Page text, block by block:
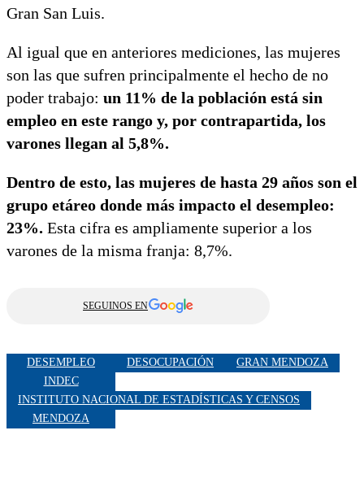
Gran San Luis.
Al igual que en anteriores mediciones, las mujeres
son las que sufren principalmente el hecho de no
poder trabajo: un 11% de la población está sin
empleo en este rango y, por contrapartida, los
varones llegan al 5,8%.
Dentro de esto, las mujeres de hasta 29 años son el
grupo etáreo donde más impacto el desempleo:
23%. Esta cifra es ampliamente superior a los
varones de la misma franja: 8,7%.
SEGUINOS EN
DESEMPLEO DESOCUPACIÓN
GRAN MENDOZA
INDEC
INSTITUTO NACIONAL DE ESTADÍSTICAS Y CENSOS
MENDOZA